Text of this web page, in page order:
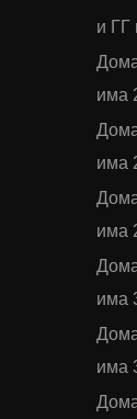
и ГГ
има
има
има
има
има